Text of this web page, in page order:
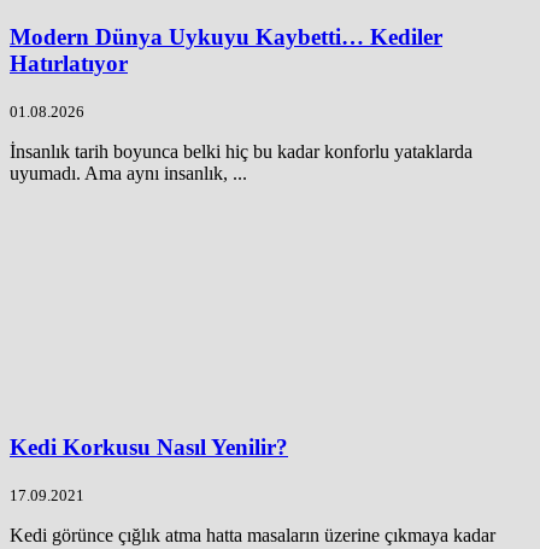
Modern Dünya Uykuyu Kaybetti… Kediler
Hatırlatıyor
01.08.2026
İnsanlık tarih boyunca belki hiç bu kadar konforlu yataklarda
uyumadı. Ama aynı insanlık, ...
Kedi Korkusu Nasıl Yenilir?
17.09.2021
Kedi görünce çığlık atma hatta masaların üzerine çıkmaya kadar